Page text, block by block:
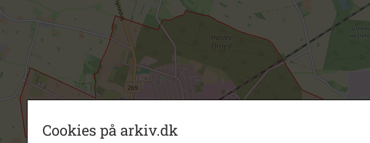
Cookies på arkiv.dk